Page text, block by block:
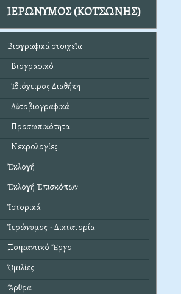
ΙΕΡΩΝΥΜΟΣ (ΚΟΤΣΩΝΗΣ)
Βιογραφικά στοιχεῖα
Βιογραφικό
Ἰδιόχειρος Διαθήκη
Αὐτοβιογραφικά
Προσωπικότητα
Νεκρολογίες
Ἐκλογή
Ἐκλογή Ἐπισκόπων
Ἱστορικά
Ἱερώνυμος - Δικτατορία
Ποιμαντικό Ἔργο
Ὁμιλίες
Ἄρθρα